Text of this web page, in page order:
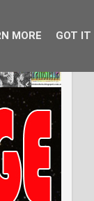
MORE GOT IT